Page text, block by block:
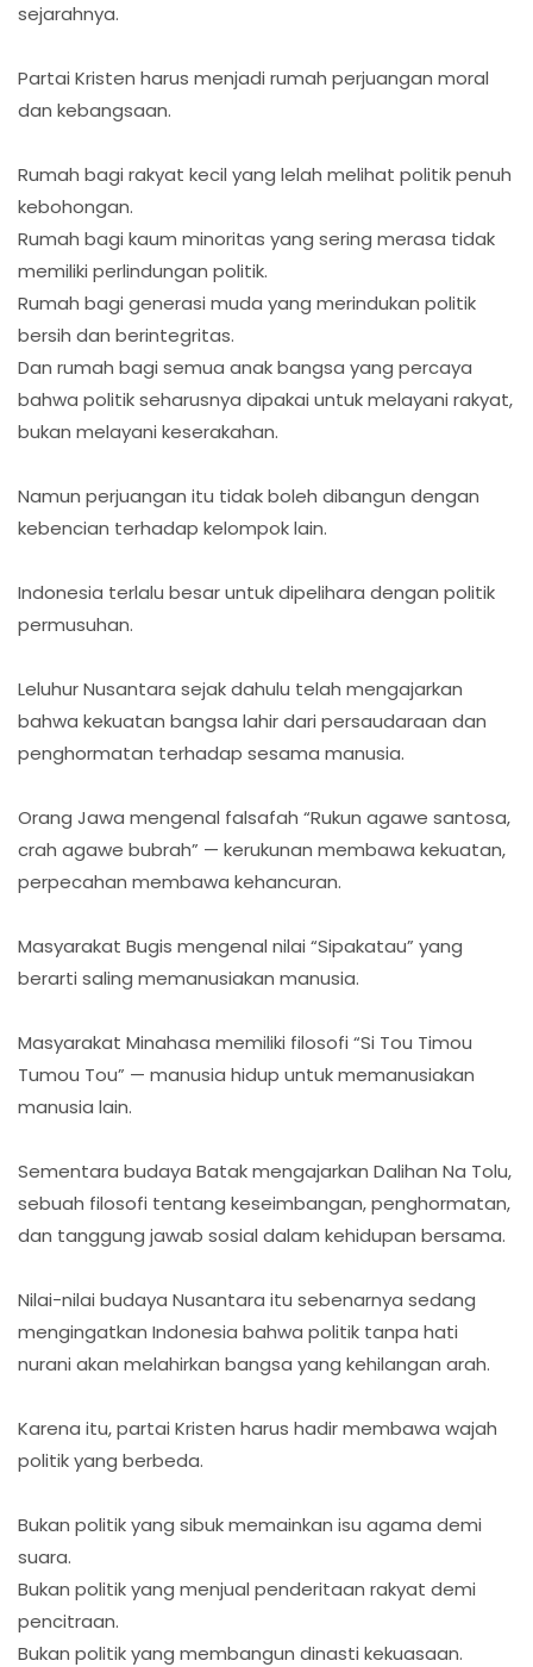
sejarahnya.
Partai Kristen harus menjadi rumah perjuangan moral
dan kebangsaan.
Rumah bagi rakyat kecil yang lelah melihat politik penuh
kebohongan.
Rumah bagi kaum minoritas yang sering merasa tidak
memiliki perlindungan politik.
Rumah bagi generasi muda yang merindukan politik
bersih dan berintegritas.
Dan rumah bagi semua anak bangsa yang percaya
bahwa politik seharusnya dipakai untuk melayani rakyat,
bukan melayani keserakahan.
Namun perjuangan itu tidak boleh dibangun dengan
kebencian terhadap kelompok lain.
Indonesia terlalu besar untuk dipelihara dengan politik
permusuhan.
Leluhur Nusantara sejak dahulu telah mengajarkan
bahwa kekuatan bangsa lahir dari persaudaraan dan
penghormatan terhadap sesama manusia.
Orang Jawa mengenal falsafah “Rukun agawe santosa,
crah agawe bubrah” — kerukunan membawa kekuatan,
perpecahan membawa kehancuran.
Masyarakat Bugis mengenal nilai “Sipakatau” yang
berarti saling memanusiakan manusia.
Masyarakat Minahasa memiliki filosofi “Si Tou Timou
Tumou Tou” — manusia hidup untuk memanusiakan
manusia lain.
Sementara budaya Batak mengajarkan Dalihan Na Tolu,
sebuah filosofi tentang keseimbangan, penghormatan,
dan tanggung jawab sosial dalam kehidupan bersama.
Nilai-nilai budaya Nusantara itu sebenarnya sedang
mengingatkan Indonesia bahwa politik tanpa hati
nurani akan melahirkan bangsa yang kehilangan arah.
Karena itu, partai Kristen harus hadir membawa wajah
politik yang berbeda.
Bukan politik yang sibuk memainkan isu agama demi
suara.
Bukan politik yang menjual penderitaan rakyat demi
pencitraan.
Bukan politik yang membangun dinasti kekuasaan.